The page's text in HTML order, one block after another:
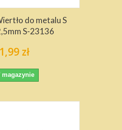
do metalu S
S-23136
1,99 zł
magazynie